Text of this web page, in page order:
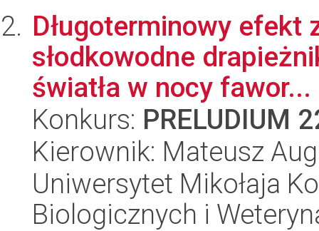
Długoterminowy efekt
słodkowodne
światła w nocy fawor...
Konkurs: PRELUDIUM
Kierownik: Mateusz
Uniwersytet Mikołaja
Biologicznych i